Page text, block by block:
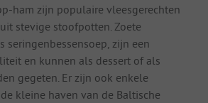
ham zijn populaire vleesgerechten
stevige stoofpotten. Zoete
seringenbessensoep, zijn een
en kunnen als dessert of als
gegeten. Er zijn ook enkele
kleine haven van de Baltische